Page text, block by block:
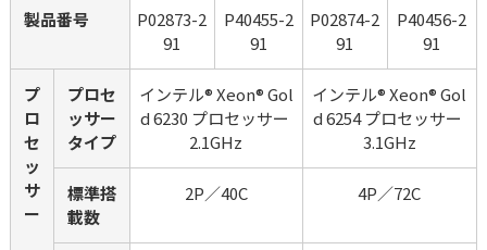
製品番号
P02873-2
91
P40455-2
91
P02874-2
91
P40456-2
91
プ
ロ
セ
ッ
サ
ー
プロセ
ッサー
タイプ
インテル® Xeon® Gol
d 6230 プロセッサー
2.1GHz
インテル® Xeon® Gol
d 6254 プロセッサー
3.1GHz
標準搭
載数
2P／40C 4P／72C